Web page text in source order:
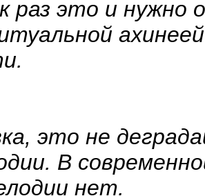
раз это и нужно
это не
В
нет.